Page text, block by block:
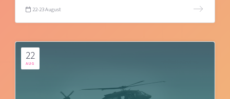
22-23 August
22
AUG